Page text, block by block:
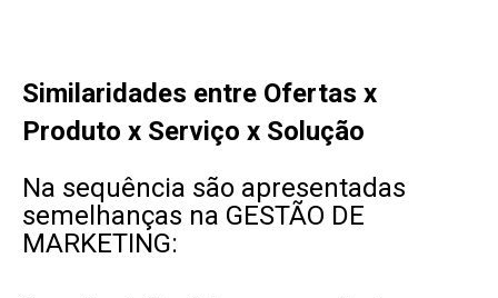
Similaridades entre Ofertas x
Produto x Serviço x Solução
Na sequência são apresentadas
semelhanças na GESTÃO DE
MARKETING: